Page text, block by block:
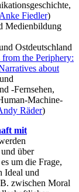
Fiedler)
Medienbildung
Ostdeutschland
the Periphery:
about
-Fernsehen,
Machine-
Räder)
mit
über
um die Frage,
Ideal und
zwischen Moral